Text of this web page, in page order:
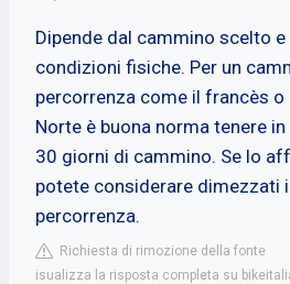
Dipende dal cammino scelto
condizioni fisiche. Per un
percorrenza come il francès
Norte è buona norma tenere
30 giorni di cammino. Se lo
potete considerare dimezzati
percorrenza.
Richiesta di rimozione della fonte
isualizza la risposta completa su